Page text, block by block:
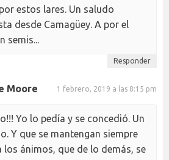
estos lares. Un saludo
desde Camagüey. A por el
semis...
Responder
Moore 1 febrero, 2019 a las 8:15 pm
Yo lo pedía y se concedió. Un
Y que se mantengan siempre
los ánimos, que de lo demás, se